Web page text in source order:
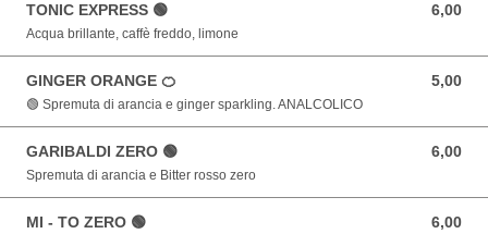
TONIC EXPRESS 🟢 6,00
6,00 EUR
Acqua brillante, caffè freddo, limone
GINGER ORANGE 🍊 5,00
5,00 EUR
🟢 Spremuta di arancia e ginger sparkling. ANALCOLICO
GARIBALDI ZERO 🟢 6,00
6,00 EUR
Spremuta di arancia e Bitter rosso zero
MI - TO ZERO 🟢 6,00
6,00 EUR